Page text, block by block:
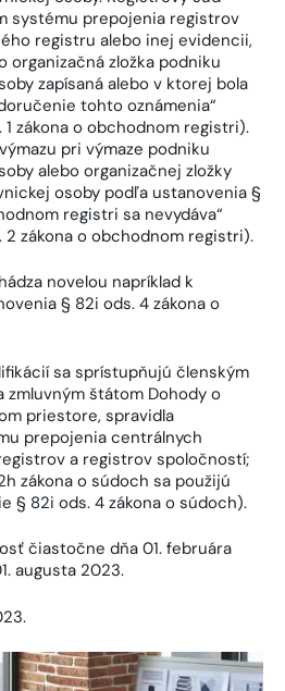
systému prepojenia registrov
registru alebo inej evidencii,
organizačná zložka podniku
zapísaná alebo v ktorej bola
tohto oznámenia“
zákona o obchodnom registri).
pri výmaze podniku
alebo organizačnej zložky
osoby podľa ustanovenia §
registri sa nevydáva“
zákona o obchodnom registri).
novelou napríklad k
§ 82i ods. 4 zákona o
sa sprístupňujú členským
zmluvným štátom Dohody o
priestore, spravidla
prepojenia centrálnych
a registrov spoločností;
zákona o súdoch sa použijú
§ 82i ods. 4 zákona o súdoch).
čiastočne dňa 01. februára
augusta 2023.